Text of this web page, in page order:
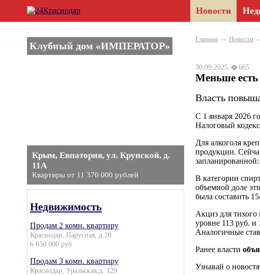
Новости
Клубный дом «ИМПЕРАТОР»
Крым, Евпатория, ул. Крупской, д.
11А
Квартиры от 11 370 000 рублей
Недвижимость
Продам 2 комн. квартиру
Краснодар, Парусная, д.20
6 650 000 руб
Продам 3 комн. квартиру
Краснодар, Уральская,д. 129
Главная → Новости
30.09.2025 665
Меньше
Власть
С 1 января 2026
Налоговый
Для алкоголя
продукции.
В категории
объемной доле
была составить
Акциз для тихого
уровне 113 руб. и
Аналогичные
Ранее власти
Узнавай о